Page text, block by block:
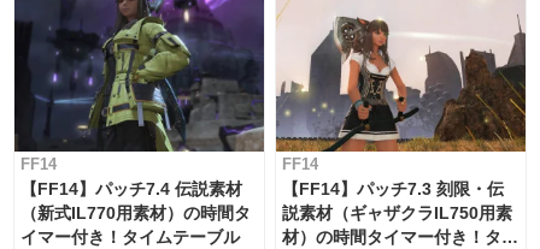
FF14
【FF14】パッチ7.4 伝説素材
（新式IL770用素材）の時間タ
イマー付き！タイムテーブル
FF14
【FF14】パッチ7.3 刻限・伝
説素材（ギャザクラIL750用素
材）の時間タイマー付き！タイ